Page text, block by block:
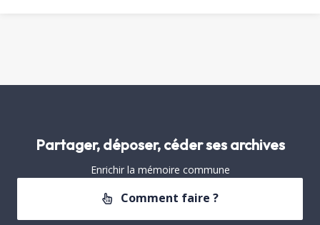
Partager, déposer, céder ses archives
Enrichir la mémoire commune
Comment faire ?